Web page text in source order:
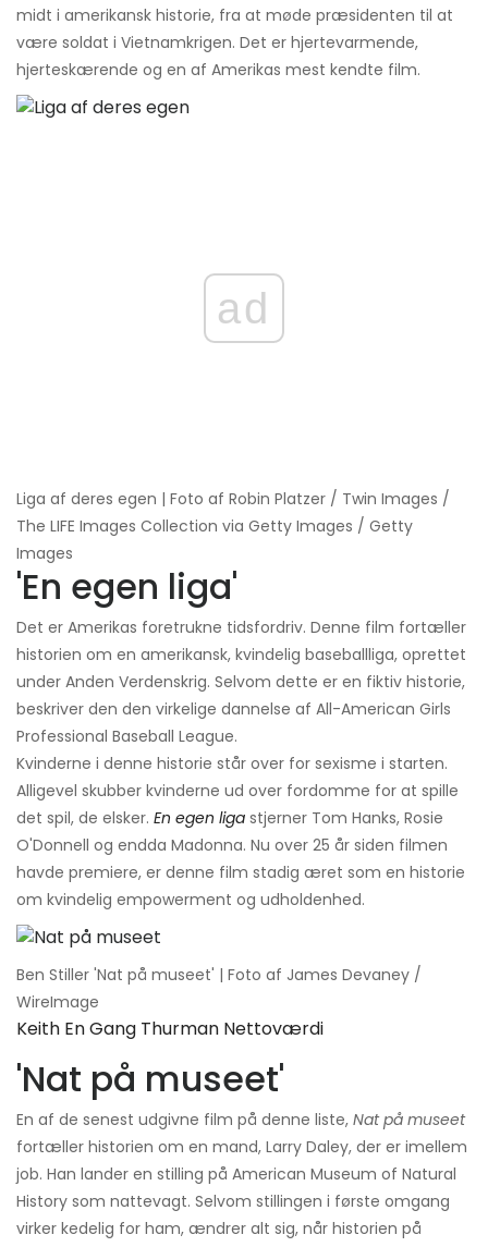
midt i amerikansk historie, fra at møde præsidenten til at
være soldat i Vietnamkrigen. Det er hjertevarmende,
hjerteskærende og en af ​​Amerikas mest kendte film.
ad
Liga af deres egen | Foto af Robin Platzer / Twin Images /
The LIFE Images Collection via Getty Images / Getty
Images
'En egen liga'
Det er Amerikas foretrukne tidsfordriv. Denne film fortæller
historien om en amerikansk, kvindelig baseballliga, oprettet
under Anden Verdenskrig. Selvom dette er en fiktiv historie,
beskriver den den virkelige dannelse af All-American Girls
Professional Baseball League.
Kvinderne i denne historie står over for sexisme i starten.
Alligevel skubber kvinderne ud over fordomme for at spille
det spil, de elsker. En egen liga stjerner Tom Hanks, Rosie
O'Donnell og endda Madonna. Nu over 25 år siden filmen
havde premiere, er denne film stadig æret som en historie
om kvindelig empowerment og udholdenhed.
Ben Stiller 'Nat på museet' | Foto af James Devaney /
WireImage
Keith En Gang Thurman Nettoværdi
'Nat på museet'
En af de senest udgivne film på denne liste, Nat på museet
fortæller historien om en mand, Larry Daley, der er imellem
job. Han lander en stilling på American Museum of Natural
History som nattevagt. Selvom stillingen i første omgang
virker kedelig for ham, ændrer alt sig, når historien på